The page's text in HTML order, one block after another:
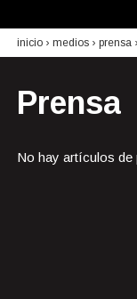
inicio › medios › prensa
Prensa
No hay artículos de